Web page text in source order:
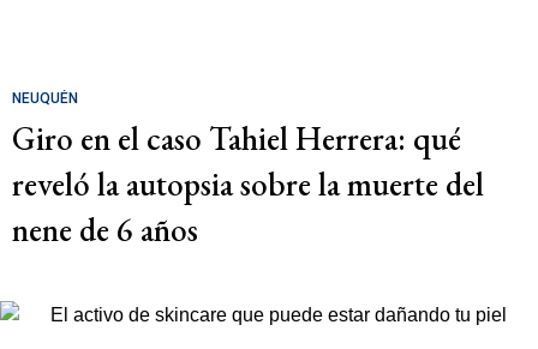
NEUQUÉN
Giro en el caso Tahiel Herrera: qué
reveló la autopsia sobre la muerte del
nene de 6 años